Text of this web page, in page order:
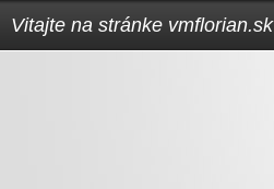
Vitajte na stránke vmflorian.sk